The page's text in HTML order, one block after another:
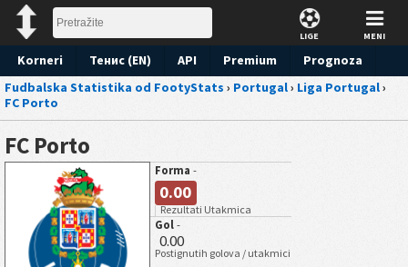
LIGE MENI
Korneri Тенис (EN) API Premium
Prognoza
Fudbalska Statistika od FootyStats › Portugal› Liga Portugal›
FC Porto
FC Porto
Forma -
0.00
Rezultati Utakmica
Gol -
0.00
Postignutih golova / utakmici